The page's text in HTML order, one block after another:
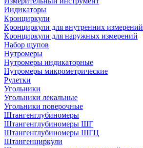
Индикаторы
Кронциркули
Кронциркули для внутренних измерений
Кронциркули для наружных измерений
Набор щупов
Нутромеры
Нутромеры индикаторные
Нутромеры микрометрические
Рулетки
Угольники
Угольники лекальные
Угольники поверочные
Штангенглубиномеры
Штангенглубиномеры ШГ
Штангенглубиномеры ШГЦ
Штангенциркули